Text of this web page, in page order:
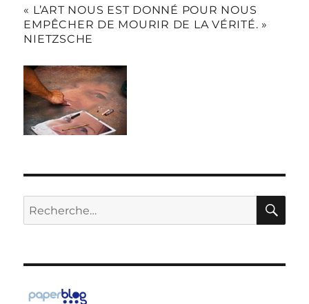
« L’ART NOUS EST DONNÉ POUR NOUS
EMPÊCHER DE MOURIR DE LA VÉRITÉ. »
NIETZSCHE
Recherche
pour :